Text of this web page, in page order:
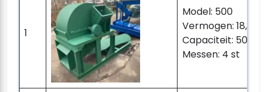
1
Model: 500
Vermogen: 18,5
Capaciteit: 500-
Messen: 4 st